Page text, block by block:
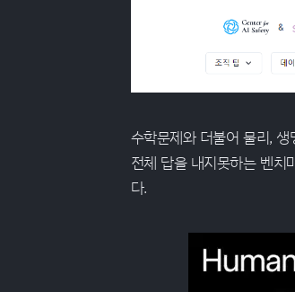
수학문제와 더불어 물리,
전체 답을 내지못하는 벤치
다.